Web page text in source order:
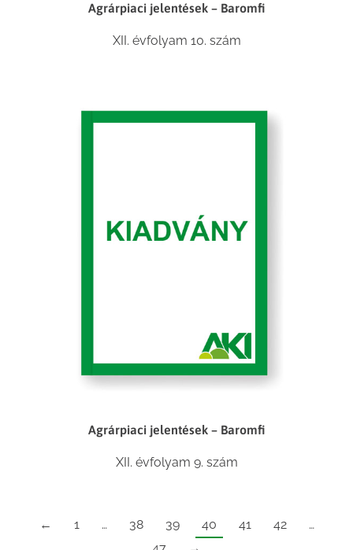
Agrárpiaci jelentések – Baromfi
XII. évfolyam 10. szám
Agrárpiaci jelentések – Baromfi
XII. évfolyam 9. szám
← 1 … 38 39 40 41 42
…